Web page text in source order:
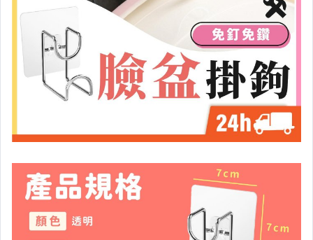
女包精品與女鞋
家電與影音視聽